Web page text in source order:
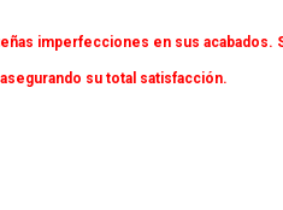
imperfecciones en sus acabados.
su total satisfacción.